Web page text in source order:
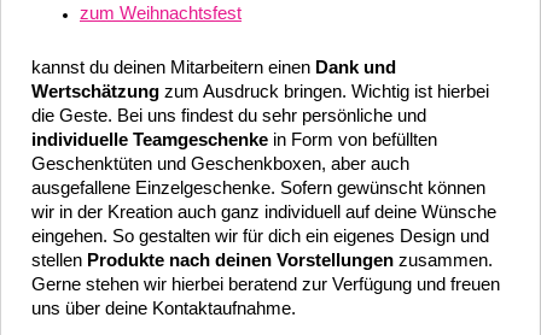
zum Weihnachtsfest
kannst du deinen Mitarbeitern einen Dank und
Wertschätzung zum Ausdruck bringen. Wichtig ist hierbei
die Geste. Bei uns findest du sehr persönliche und
individuelle Teamgeschenke in Form von befüllten
Geschenktüten und Geschenkboxen, aber auch
ausgefallene Einzelgeschenke. Sofern gewünscht können
wir in der Kreation auch ganz individuell auf deine Wünsche
eingehen. So gestalten wir für dich ein eigenes Design und
stellen Produkte nach deinen Vorstellungen zusammen.
Gerne stehen wir hierbei beratend zur Verfügung und freuen
uns über deine Kontaktaufnahme.